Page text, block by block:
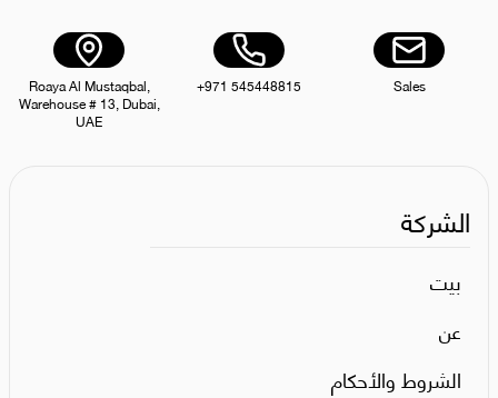
Sales
+971 545448815
Roaya Al Mustaqbal,
Warehouse # 13, Dubai,
UAE
الشركة
بيت
عن
الشروط والأحكام